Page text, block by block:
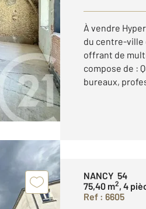
À vendre
du centre-ville
offrant de
compose de :
bureaux,
NANCY 54
75,40 m2, 4
Ref : 6605